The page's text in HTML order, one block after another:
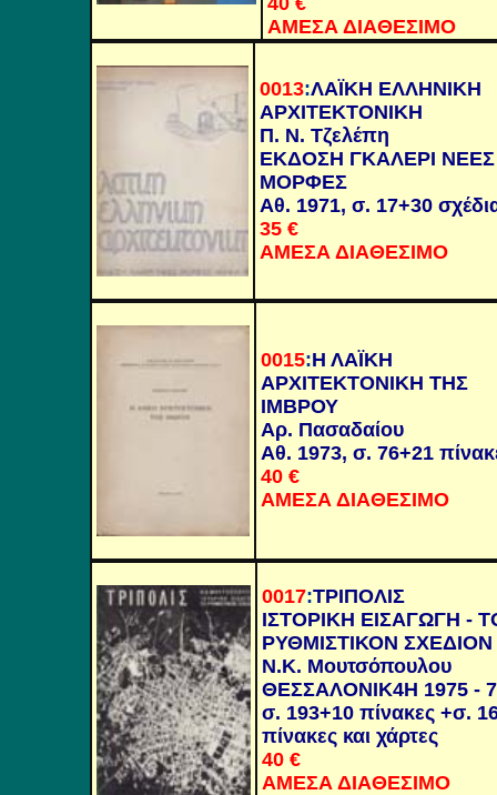
ΑΜΕΣΑ ΔΙΑΘΕΣΙΜΟ
0013:ΛΑΪΚΗ ΕΛΛΗΝΙΚΗ
ΑΡΧΙΤΕΚΤΟΝΙΚΗ
Π. Ν. Τζελέπη
ΕΚΔΟΣΗ ΓΚΑΛΕΡΙ ΝΕΕΣ
ΜΟΡΦΕΣ
Αθ. 1971, σ. 17+30
35 €
ΑΜΕΣΑ ΔΙΑΘΕΣΙΜΟ
0015:Η ΛΑΪΚΗ
ΑΡΧΙΤΕΚΤΟΝΙΚΗ ΤΗΣ
ΙΜΒΡΟΥ
Αρ. Πασαδαίου
Αθ. 1973, σ. 76+21
40 €
ΑΜΕΣΑ ΔΙΑΘΕΣΙΜΟ
0017:ΤΡΙΠΟΛΙΣ
ΙΣΤΟΡΙΚΗ ΕΙΣΑΓΩΓΗ -
ΡΥΘΜΙΣΤΙΚΟΝ ΣΧΕΔΙΟΝ
Ν.Κ. Μουτσόπουλου
ΘΕΣΣΑΛΟΝΙΚ4Η 1975 -
σ. 193+10 πίνακες +σ.
πίνακες και χάρτες
40 €
ΑΜΕΣΑ ΔΙΑΘΕΣΙΜΟ